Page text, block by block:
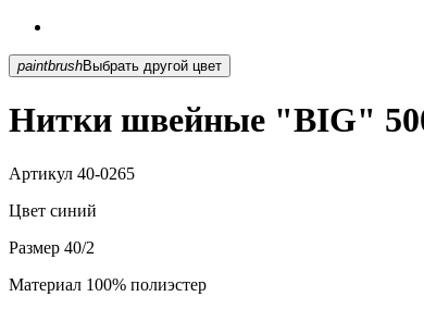
paintbrush Выбрать другой цвет
Нитки швейные "BIG"
Артикул 40-0265
Цвет синий
Размер 40/2
Материал 100% полиэстер